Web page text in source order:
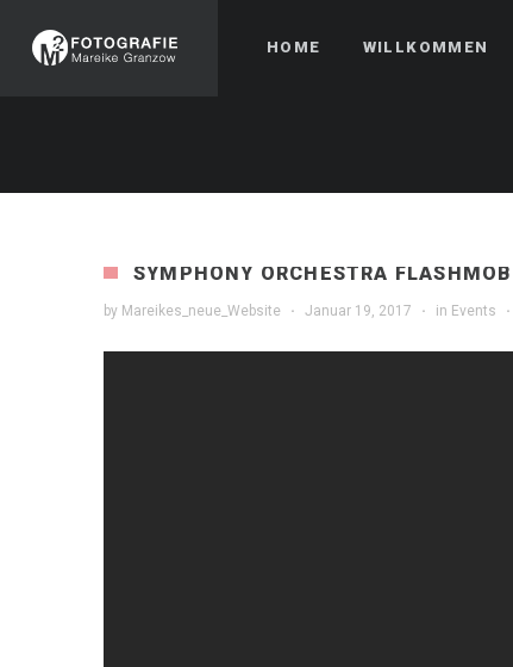
HOME WILLKOMMEN
SYMPHONY ORCHESTRA FLASHMOB
by Mareikes_neue_Website · Januar 19, 2017 · in Events ·